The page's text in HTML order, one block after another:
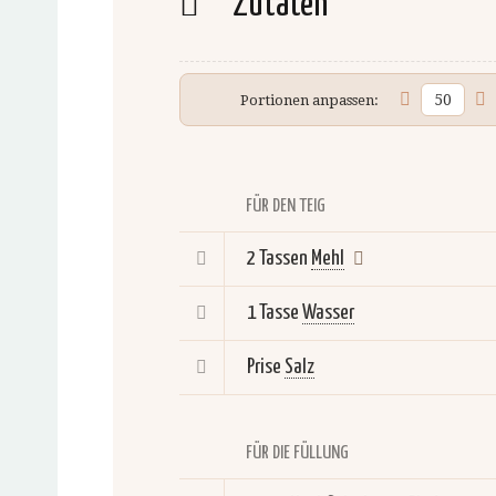
Portionen anpassen:
FÜR DEN TEIG
2 Tassen Mehl
1 Tasse Wasser
Prise Salz
FÜR DIE FÜLLUNG